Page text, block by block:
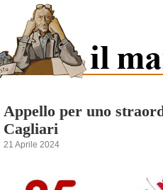
Appello per uno
Cagliari
21 Aprile 2024